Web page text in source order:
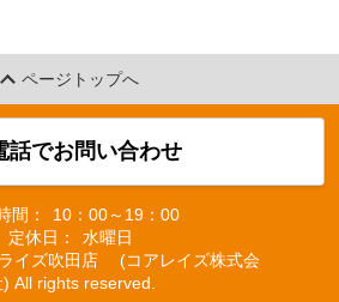
ページトップへ
話でお問い合わせ
間：
10：00～19：00
定休日：
水曜日
イズ吹田店 (コアレイズ株式会
) All rights reserved.